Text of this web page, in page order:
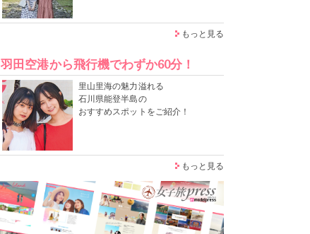
もっと見る
羽田空港から飛行機でわずか60分！
里山里海の魅力溢れる
石川県能登半島の
おすすめスポットをご紹介！
もっと見る